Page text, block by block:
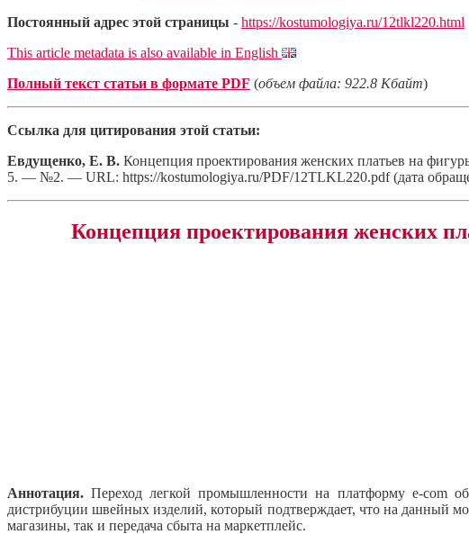
Постоянный адрес этой страницы - https://kostumologiya.ru/12tlkl220.html
This article metadata is also available in English
Полный текст статьи в формате PDF (объем файла: 922.8 Кбайт)
Ссылка для цитирования этой статьи:
Евдущенко, Е. В. Концепция проектирования женских платьев на
5. — №2. — URL: https://kostumologiya.ru/PDF/12TLKL220.pdf (дата
Концепция проектирования женских
Аннотация. Переход легкой промышленности на платформу e-com
дистрибуции швейных изделий, который подтверждает, что на данный
магазины, так и передача сбыта на маркетплейс.